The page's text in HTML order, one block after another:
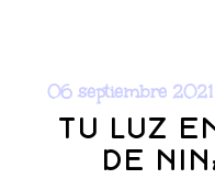
06 septiembre 2021
TU LUZ
DE